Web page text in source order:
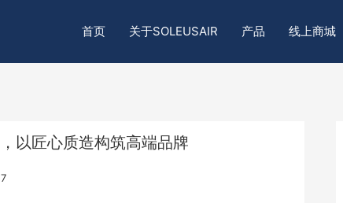
首页 关于SOLEUSAIR 产品 线上商城
以匠心质造构筑高端品牌